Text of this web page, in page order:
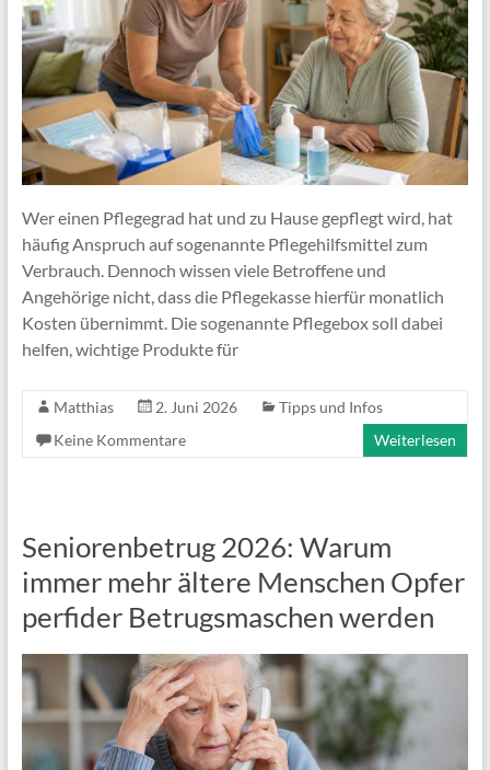
Wer einen Pflegegrad hat und zu Hause gepflegt wird, hat
häufig Anspruch auf sogenannte Pflegehilfsmittel zum
Verbrauch. Dennoch wissen viele Betroffene und
Angehörige nicht, dass die Pflegekasse hierfür monatlich
Kosten übernimmt. Die sogenannte Pflegebox soll dabei
helfen, wichtige Produkte für
Matthias 2. Juni 2026
Tipps und Infos
Keine Kommentare
Weiterlesen
Seniorenbetrug 2026: Warum
immer mehr ältere Menschen Opfer
perfider Betrugsmaschen werden